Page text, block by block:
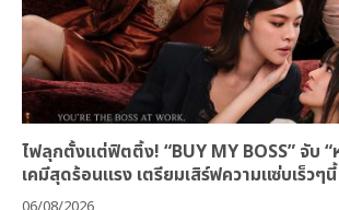
ไฟลุกตั้งแต่ฟิตติ้ง! “BUY MY BOSS” จับ
เคมีสุดร้อนแรง เตรียมเสิร์ฟความแซ่บเร็วๆนี้